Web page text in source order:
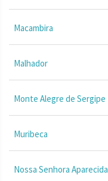
Macambira
Malhador
Monte Alegre de Sergipe
Muribeca
Nossa Senhora Aparecida